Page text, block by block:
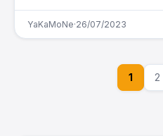
YaKaMoNe·26/07/2023
1 2